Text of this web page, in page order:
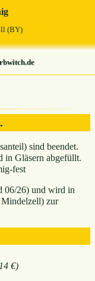
(BY)
sind beendet.
in Gläsern abgefüllt.
fest
06/26) und wird in
zur
€)